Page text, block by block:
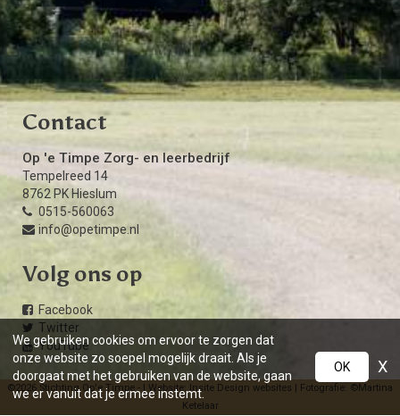
Contact
Op 'e Timpe Zorg- en leerbedrijf
Tempelreed 14
8762 PK Hieslum
0515-560063
info@opetimpe.nl
Volg ons op
Facebook
Twitter
YouTube
©2026 Stichting Op'e Timpe - | Website: Insite Design websites | Fotografie: ©Martina
Ketelaar
We gebruiken cookies om ervoor te zorgen dat
onze website zo soepel mogelijk draait. Als je
doorgaat met het gebruiken van de website, gaan
we er vanuit dat je ermee instemt.
OK X